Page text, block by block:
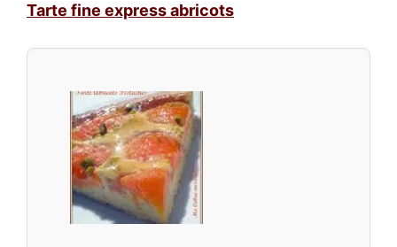
Tarte fine express abricots